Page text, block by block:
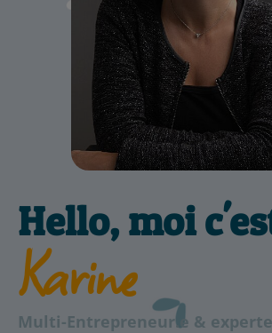
Hello, moi
Karine
Multi-Entrepreneur.e & experte